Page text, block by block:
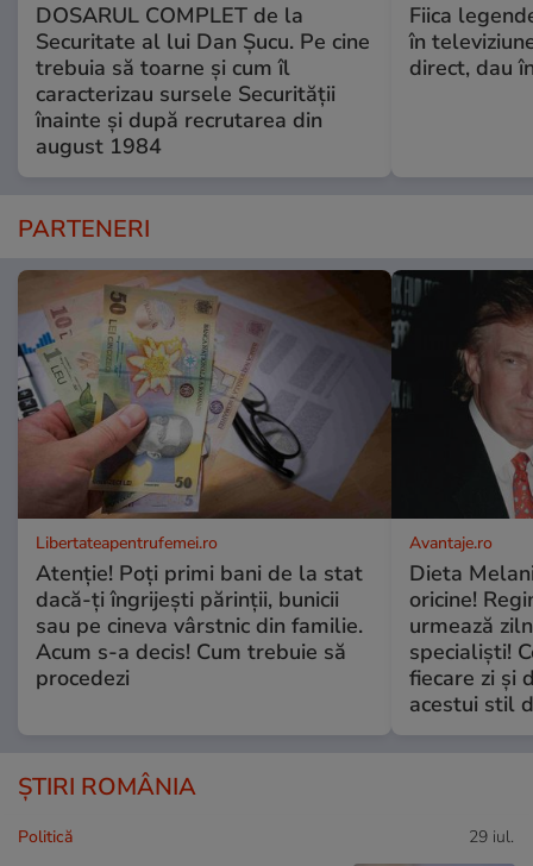
DOSARUL COMPLET de la
Securitate al lui Dan Șucu. Pe cine
trebuia să toarne și cum îl
caracterizau sursele Securității
înainte și după recrutarea din
august 1984
Fiica
în
direct, dau
PARTENERI
Libertateapentrufemei.ro
Atenție! Poți primi bani de la stat
dacă-ți îngrijești părinții, bunicii
sau pe cineva vârstnic din familie.
Acum s-a decis! Cum trebuie să
procedezi
Avantaje.ro
Dieta
oricine!
urmează
specialiști!
fiecare zi și
acestui stil
ȘTIRI ROMÂNIA
Politică 29 iul.